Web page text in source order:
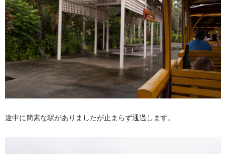
途中に簡素な駅がありましたが止まらず通過します。